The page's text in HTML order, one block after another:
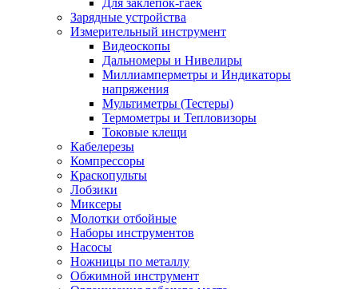
Для заклепок-гаек
Зарядные устройства
Измерительный инструмент
Видеоскопы
Дальномеры и Нивелиры
Миллиамперметры и Индикаторы
напряжения
Мультиметры (Тестеры)
Термометры и Тепловизоры
Токовые клещи
Кабелерезы
Компрессоры
Краскопульты
Лобзики
Миксеры
Молотки отбойные
Наборы инструментов
Насосы
Ножницы по металлу
Обжимной инструмент